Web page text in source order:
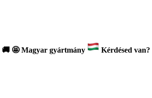
🚚 🤩 Magyar gyártmány Kérdésed